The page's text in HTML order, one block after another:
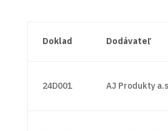
Doklad Dodávateľ
24D001 AJ Produkty